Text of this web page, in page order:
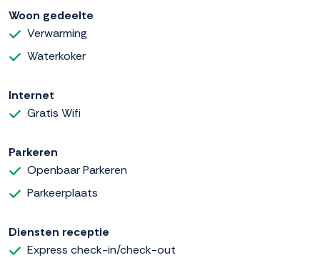
Woon gedeelte
Verwarming
Waterkoker
Internet
Gratis Wifi
Parkeren
Openbaar Parkeren
Parkeerplaats
Diensten receptie
Express check-in/check-out